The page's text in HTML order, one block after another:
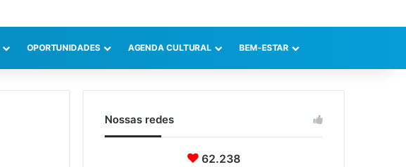
OPORTUNIDADES AGENDA CULTURAL BEM-ESTAR
Nossas redes
62.238